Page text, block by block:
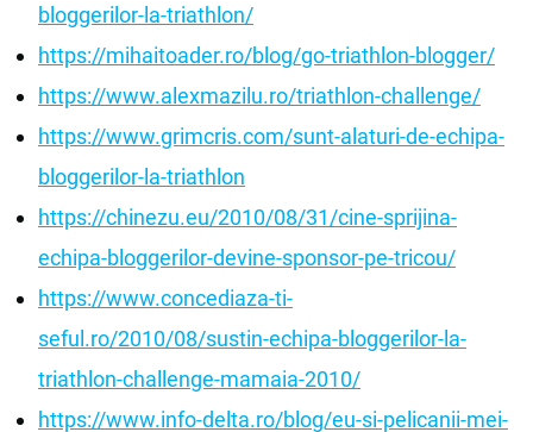
bloggerilor-la-triathlon/
https://mihaitoader.ro/blog/go-triathlon-blogger/
https://www.alexmazilu.ro/triathlon-challenge/
https://www.grimcris.com/sunt-alaturi-de-echipa-
bloggerilor-la-triathlon
https://chinezu.eu/2010/08/31/cine-sprijina-
echipa-bloggerilor-devine-sponsor-pe-tricou/
https://www.concediaza-ti-
seful.ro/2010/08/sustin-echipa-bloggerilor-la-
triathlon-challenge-mamaia-2010/
https://www.info-delta.ro/blog/eu-si-pelicanii-mei-